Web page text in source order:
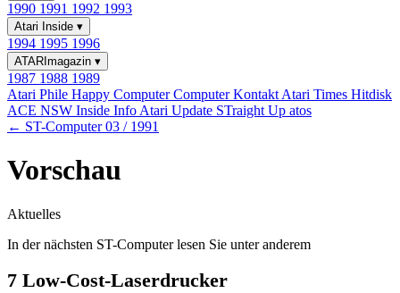
1990 1991 1992 1993
Atari Inside ▾
1994 1995 1996
ATARImagazin ▾
1987 1988 1989
Atari Phile Happy ComputerComputer Kontakt Atari Times Hitdisk
ACE NSW Inside Info Atari Update STraight Up atos
← ST-Computer 03 / 1991
Vorschau
Aktuelles
In der nächsten ST-Computer lesen Sie unter anderem
7 Low-Cost-Laserdrucker